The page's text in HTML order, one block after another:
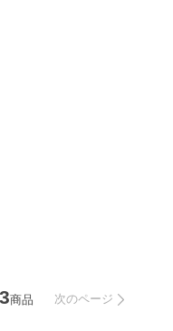
商品 次のページ